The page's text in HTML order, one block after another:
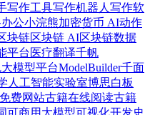
写作工具写作机器人 写作软
办公小浣熊加密货币 AI动作
块链区块链 AI区块链数据
平台 医疗翻译千帆
模型平台ModelBuilder千面
人工智能实验室博思白板
费网站古籍在线阅读古籍
可商用大模型可视化开发史